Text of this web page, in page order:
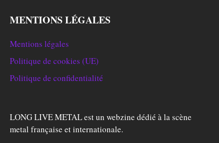
MENTIONS LÉGALES
Mentions légales
Politique de cookies (UE)
Politique de confidentialité
LONG LIVE METAL est un webzine dédié à la scène
metal française et internationale.